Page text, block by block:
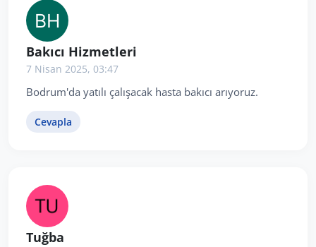
Bakıcı Hizmetleri
7 Nisan 2025, 03:47
Bodrum'da yatılı çalışacak hasta bakıcı arıyoruz.
Cevapla
Tuğba